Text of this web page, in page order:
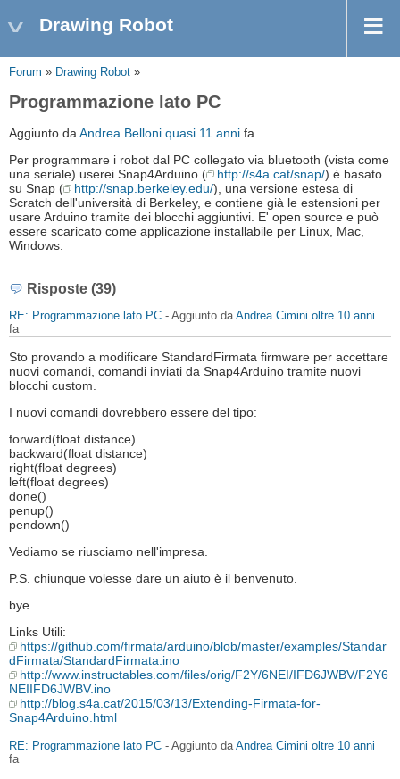
Drawing Robot
Forum » Drawing Robot »
Programmazione lato PC
Aggiunto daAndrea Belloni quasi 11 anni fa
Per programmare i robot dal PC collegato via bluetooth (vista come
una seriale) userei Snap4Arduino (
http://s4a.cat/snap/) è basato
su Snap (
http://snap.berkeley.edu/), una versione estesa di
Scratch dell'università di Berkeley, e contiene già le estensioni per
usare Arduino tramite dei blocchi aggiuntivi. E' open source e può
essere scaricato come applicazione installabile per Linux, Mac,
Windows.
Risposte (39)
RE: Programmazione lato PC - Aggiunto daAndrea Cimini oltre 10 anni
fa
Sto provando a modificare StandardFirmata firmware per accettare
nuovi comandi, comandi inviati da Snap4Arduino tramite nuovi
blocchi custom.
I nuovi comandi dovrebbero essere del tipo:
forward(float distance)
backward(float distance)
right(float degrees)
left(float degrees)
done()
penup()
pendown()
Vediamo se riusciamo nell'impresa.
P.S. chiunque volesse dare un aiuto è il benvenuto.
bye
Links Utili:
https://github.com/firmata/arduino/blob/master/examples/Standar
dFirmata/StandardFirmata.ino
http://www.instructables.com/files/orig/F2Y/6NEI/IFD6JWBV/F2Y6
NEIIFD6JWBV.ino
http://blog.s4a.cat/2015/03/13/Extending-Firmata-for-
Snap4Arduino.html
RE: Programmazione lato PC - Aggiunto daAndrea Cimini oltre 10 anni
fa